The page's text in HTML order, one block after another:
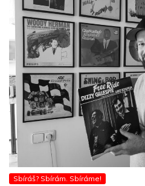
Sbíráš? Sbírám. Sbíráme!